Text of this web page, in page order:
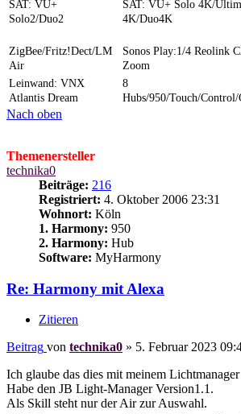
SAT: VU+
Solo2/Duo2
SAT: VU+ Solo 4K/
4K/Duo4K
ZigBee/Fritz!Dect/LM
Air
Sonos Play:1/4 Reolink
Zoom
Leinwand: VNX
Atlantis Dream
8
Hubs/950/Touch/Control/
Nach oben
Themenersteller
technika0
Beiträge: 216
Registriert: 4. Oktober 2006 23:31
Wohnort: Köln
1. Harmony: 950
2. Harmony: Hub
Software: MyHarmony
Re: Harmony mit Alexa
Zitieren
Beitrag von technika0 » 5. Februar 2023
Ich glaube das dies mit meinem
Habe den JB Light-Manager Version1.1.
Als Skill steht nur der Air zur Auswahl.